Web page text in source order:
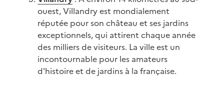
ouest, Villandry est mondialement
réputée pour son château et ses jardins
exceptionnels, qui attirent chaque année
des milliers de visiteurs. La ville est un
incontournable pour les amateurs
d'histoire et de jardins à la française.